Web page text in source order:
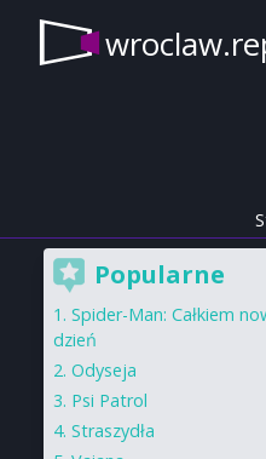
Popularne
Spider-Man: Całkiem
dzień
Odyseja
Psi Patrol
Straszydła